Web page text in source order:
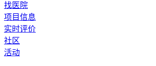
找医院
项目信息
实时评价
社区
活动